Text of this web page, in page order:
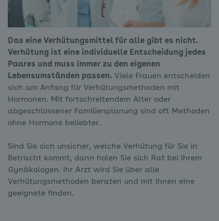
Das eine Verhütungsmittel für alle gibt es nicht.
Verhütung ist eine individuelle Entscheidung jedes
Paares und muss immer zu den eigenen
Lebensumständen passen. Viele Frauen entscheiden
sich am Anfang für Verhütungsmethoden mit
Hormonen. Mit fortschreitendem Alter oder
abgeschlossener Familienplanung sind oft Methoden
ohne Hormone beliebter.
Sind Sie sich unsicher, welche Verhütung für Sie in
Betracht kommt, dann holen Sie sich Rat bei Ihrem
Gynäkologen. Ihr Arzt wird Sie über alle
Verhütungsmethoden beraten und mit Ihnen eine
geeignete finden.